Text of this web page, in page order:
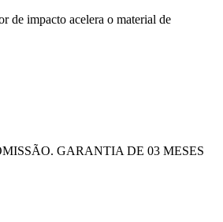
de impacto acelera o material de
GARANTIA DE 03 MESES